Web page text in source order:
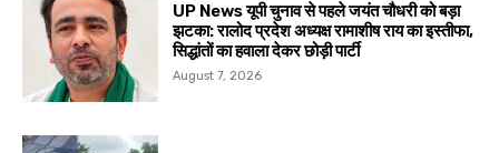
UP News यूपी चुनाव से पहले जयंत चौधरी को बड़ा
झटका: रालोद प्रदेश अध्यक्ष रामाशीष राय का इस्तीफा,
सिद्धांतों का हवाला देकर छोड़ी पार्टी
August 7, 2026